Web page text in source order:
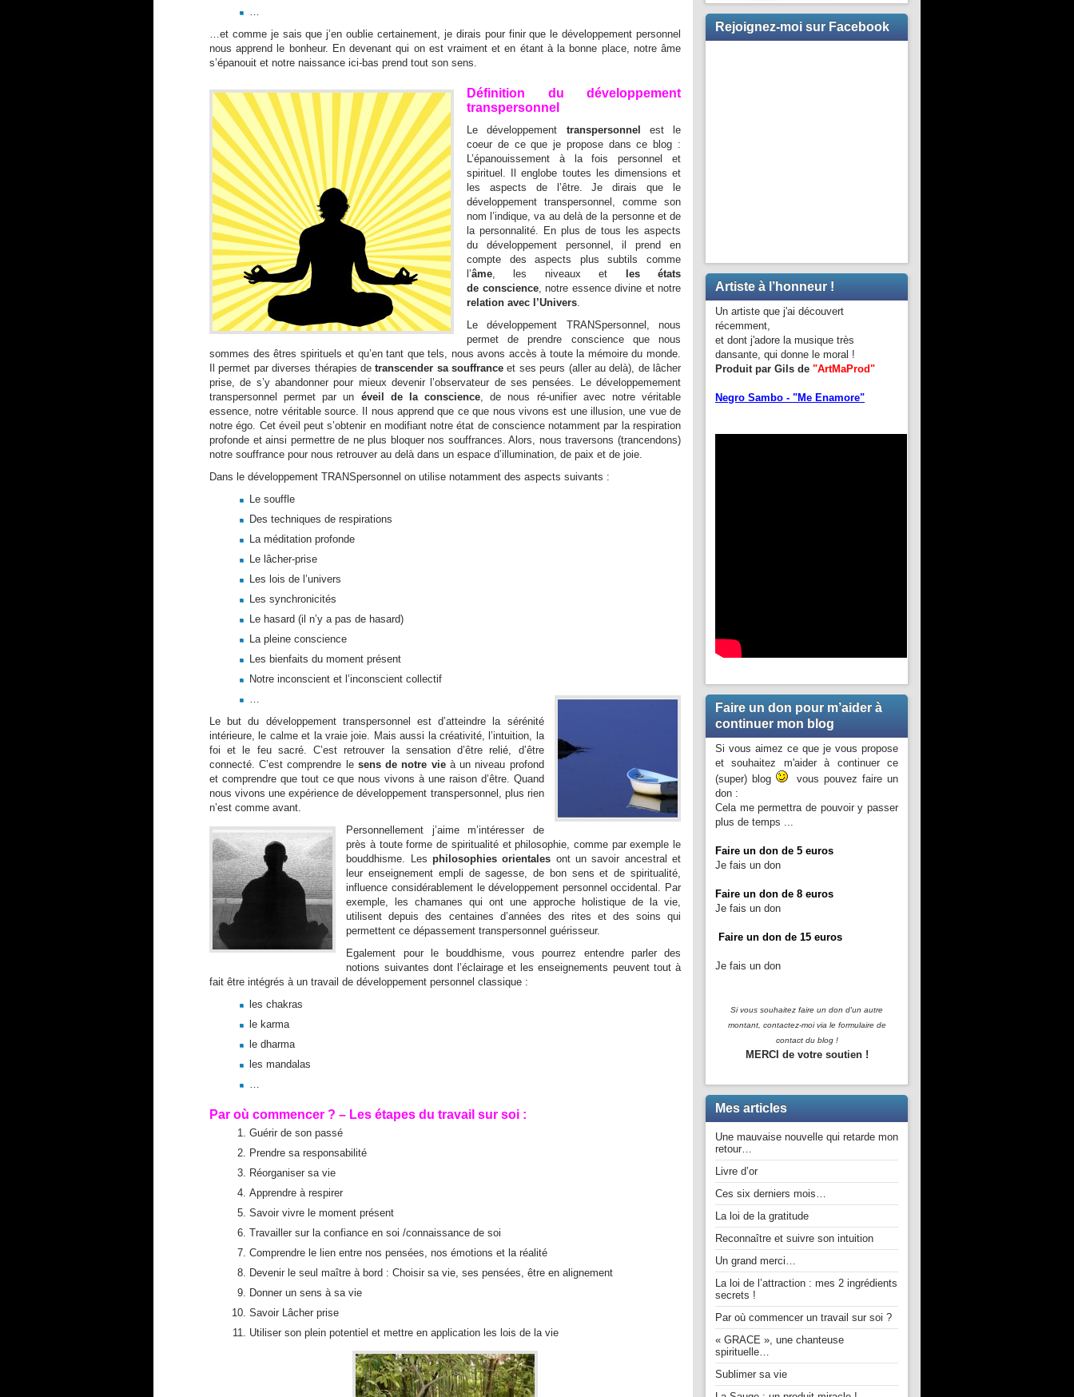
…
…et comme je sais que j’en oublie certainement, je dirais pour finir que le développement personnel
nous apprend le bonheur. En devenant qui on est vraiment et en étant à la bonne place, notre âme
s’épanouit et notre naissance ici-bas prend tout son sens.
Définition du développement
transpersonnel
Le développement transpersonnel
est le
coeur de ce que je propose dans ce blog :
L’épanouissement à la fois personnel et
spirituel. Il englobe toutes les dimensions et
les aspects de l’être. Je dirais que le
développement transpersonnel, comme son
nom l’indique, va au delà de la personne et de
la personnalité. En plus de tous les aspects
du développement personnel, il prend en
compte des aspects plus subtils comme
l’âme, les niveaux et
les états
de conscience, notre essence divine et notre
relation avec l’Univers.
Le développement TRANSpersonnel, nous
permet de prendre conscience que nous
sommes des êtres spirituels et qu’en tant que tels, nous avons accès à toute la mémoire du monde.
Il permet par diverses thérapies detranscender sa souffrance et ses peurs (aller au delà), de lâcher
prise, de s’y abandonner pour mieux devenir l’observateur de ses pensées. Le développemement
transpersonnel permet par un éveil de la conscience, de nous ré-unifier avec notre véritable
essence, notre véritable source. Il nous apprend que ce que nous vivons est une illusion, une vue de
notre égo. Cet éveil peut s’obtenir en modifiant notre état de conscience notamment par la respiration
profonde et ainsi permettre de ne plus bloquer nos souffrances. Alors, nous traversons (trancendons)
notre souffrance pour nous retrouver au delà dans un espace d’illumination, de paix et de joie.
Dans le développement TRANSpersonnel on utilise notamment des aspects suivants :
Le souffle
Des techniques de respirations
La méditation profonde
Le lâcher-prise
Les lois de l’univers
Les synchronicités
Le hasard (il n’y a pas de hasard)
La pleine conscience
Les bienfaits du moment présent
Notre inconscient et l’inconscient collectif
…
Le but du développement transpersonnel est d’atteindre la sérénité
intérieure, le calme et la vraie joie. Mais aussi la créativité, l’intuition, la
foi et le feu sacré. C’est retrouver la sensation d’être relié, d’être
connecté. C’est comprendre lesens de notre vieà un niveau profond
et comprendre que tout ce que nous vivons à une raison d’être. Quand
nous vivons une expérience de développement transpersonnel, plus rien
n’est comme avant.
Personnellement j’aime m’intéresser de
près à toute forme de spiritualité et philosophie, comme par exemple le
bouddhisme. Les philosophies orientales ont un savoir ancestral et
leur enseignement empli de sagesse, de bon sens et de spiritualité,
influence considérablement le développement personnel occidental. Par
exemple, les chamanes qui ont une approche holistique de la vie,
utilisent depuis des centaines d’années des rites et des soins qui
permettent ce dépassement transpersonnel guérisseur.
Egalement pour le bouddhisme, vous pourrez entendre parler des
notions suivantes dont l’éclairage et les enseignements peuvent tout à
fait être intégrés à un travail de développement personnel classique :
les chakras
le karma
le dharma
les mandalas
…
Par où commencer ? – Les étapes du travail sur soi :
Guérir de son passé
Prendre sa responsabilité
Réorganiser sa vie
Apprendre à respirer
Savoir vivre le moment présent
Travailler sur la confiance en soi /connaissance de soi
Comprendre le lien entre nos pensées, nos émotions et la réalité
Devenir le seul maître à bord : Choisir sa vie, ses pensées, être en alignement
Donner un sens à sa vie
Savoir Lâcher prise
Utiliser son plein potentiel et mettre en application les lois de la vie
Rejoignez-moi sur Facebook
Artiste à l’honneur !
Un artiste que j'ai découvert
récemment,
et dont j'adore la musique très
dansante, qui donne le moral !
Produit par Gils de "ArtMaProd"
Negro Sambo - "Me Enamore"
Faire un don pour m’aider à
continuer mon blog
Si vous aimez ce que je vous propose
et souhaitez m'aider à continuer ce
(super) blog
vous pouvez faire un
don :
Cela me permettra de pouvoir y passer
plus de temps ...
Faire un don de 5 euros
Je fais un don
Faire un don de 8 euros
Je fais un don
Faire un don de 15 euros
Je fais un don
Si vous souhaitez faire un don d'un autre
montant, contactez-moivia le formulaire de
contact du blog !
MERCI de votre soutien !
Mes articles
Une mauvaise nouvelle qui retarde mon
retour…
Livre d’or
Ces six derniers mois…
La loi de la gratitude
Reconnaître et suivre son intuition
Un grand merci…
La loi de l’attraction : mes 2 ingrédients
secrets !
Par où commencer un travail sur soi ?
« GRACE », une chanteuse
spirituelle…
Sublimer sa vie